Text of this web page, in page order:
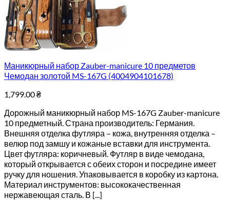
Маникюрный набор Zauber-manicure 10 предметов
Чемодан золотой MS-167G (4004904101678)
1,799.00₴
Дорожный маникюрный набор MS-167G Zauber-manicure
10 предметный. Страна производитель: Германия.
Внешняя отделка футляра – кожа, внутренняя отделка –
велюр под замшу и кожаные вставки для инструмента.
Цвет футляра: коричневый. Футляр в виде чемодана,
который открывается с обеих сторон и посредине имеет
ручку для ношения. Упаковывается в коробку из картона.
Материал инструментов: высококачественная
нержавеющая сталь. В [...]